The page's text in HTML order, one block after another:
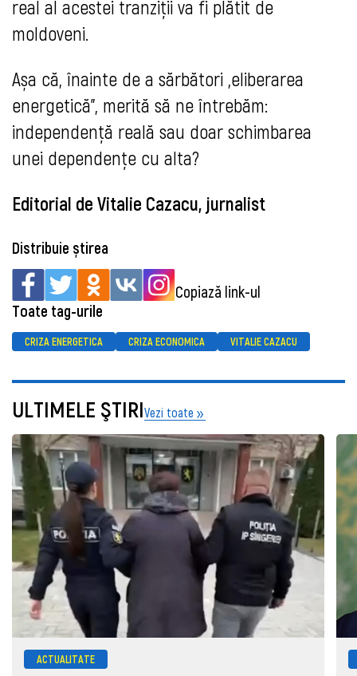
real al acestei tranziții va fi plătit de
moldoveni.
Așa că, înainte de a sărbători „eliberarea
energetică”, merită să ne întrebăm:
independență reală sau doar schimbarea
unei dependențe cu alta?
Editorial de Vitalie Cazacu, jurnalist
Distribuie știrea
Copiază link-ul
Toate tag-urile
CRIZA ENERGETICA CRIZA ECONOMICA VITALIE CAZACU
ULTIMELE ŞTIRIVezi toate
ACTUALITATE